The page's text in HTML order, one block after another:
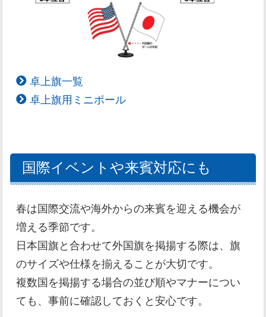
卓上旗一覧
卓上旗用ミニポール
国際イベントや来賓対応にも
春は国際交流や海外からの来賓を迎える機会が
増える季節です。
日本国旗と合わせて外国旗を掲揚する際は、旗
のサイズや仕様を揃えることが大切です。
複数国を掲揚する場合の並び順やマナーについ
ても、事前に確認しておくと安心です。